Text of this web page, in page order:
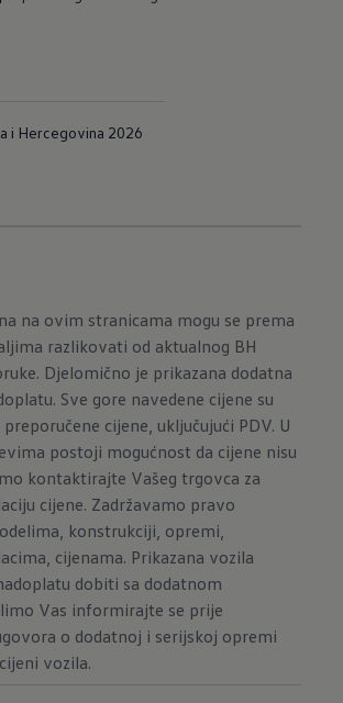
i Hercegovina 2026
na ovim stranicama mogu se prema
razlikovati od aktualnog BH
Djelomično je prikazana dodatna
Sve gore navedene cijene su
cijene, uključujući PDV. U
postoji mogućnost da cijene nisu
kontaktirajte Vašeg trgovca za
cijene. Zadržavamo pravo
konstrukciji, opremi,
cijenama. Prikazana vozila
dobiti sa dodatnom
Vas informirajte se prije
o dodatnoj i serijskoj opremi
vozila.